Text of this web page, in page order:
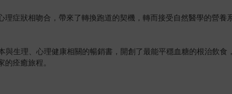
症狀相吻合，帶來了轉換跑道的契機，轉而接受自然醫學的營養
與生理、心理健康相關的暢銷書，開創了最能平穩血糖的根治飲
痊癒旅程。